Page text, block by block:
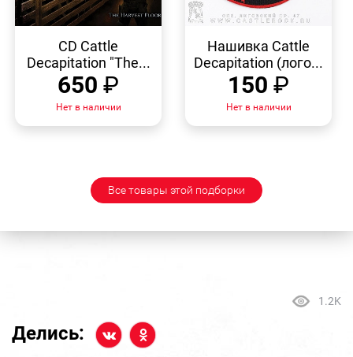
ПРОСМОТР
CD Cattle
Decapitation "The...
650 ₽
Нет в наличии
ПРОСМОТР
Нашивка Cattle
Decapitation (лого...
150 ₽
Нет в наличии
Все товары этой подборки
1.2K
Делись: